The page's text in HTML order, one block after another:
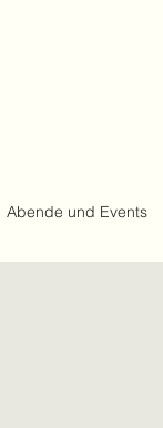
Abende und Events